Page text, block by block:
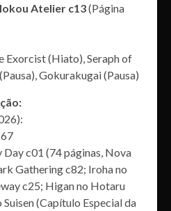
Atelier c13(Página
Exorcist (Hiato), Seraph of
Gokurakugai (Pausa)
c01 (74 páginas, Nova
Gathering c82; Iroha no
c25; Higan no Hotaru
(Capítulo Especial da